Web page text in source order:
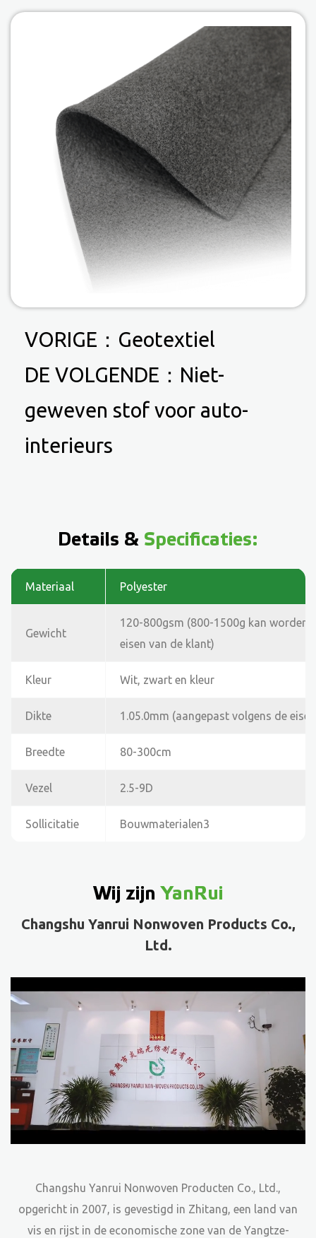
VORIGE： Geotextiel
DE VOLGENDE： Niet-
geweven stof voor auto-
interieurs
Details & Specificaties:
Materiaal Polyester
Gewicht
120-800gsm (800-1500g kan worden
eisen van de klant)
Kleur Wit, zwart en kleur
Dikte 1.05.0mm (aangepast volgens de
Breedte 80-300cm
Vezel 2.5-9D
Sollicitatie Bouwmaterialen3
Wij zijnYanRui
Changshu Yanrui Nonwoven Products Co.,
Ltd.
Changshu Yanrui Nonwoven Producten Co., Ltd.,
opgericht in 2007, is gevestigd in Zhitang, een land van
vis en rijst in de economische zone van de Yangtze-